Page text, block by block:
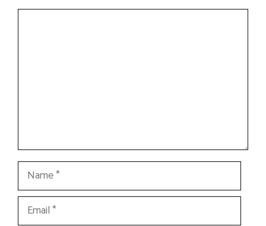
Name
Email